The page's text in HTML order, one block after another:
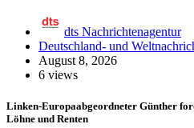
dts Nachrichtenagentur
Deutschland- und
August 8, 2026
6 views
Linken-Europaabgeordneter Günther
Löhne und Renten